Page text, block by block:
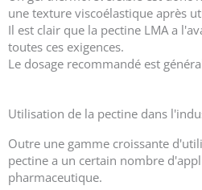
une texture viscoélastique après
Il est clair que la pectine LMA a
toutes ces exigences.
Le dosage recommandé est
Utilisation de la pectine dans
Outre une gamme croissante
pectine a un certain nombre
pharmaceutique.